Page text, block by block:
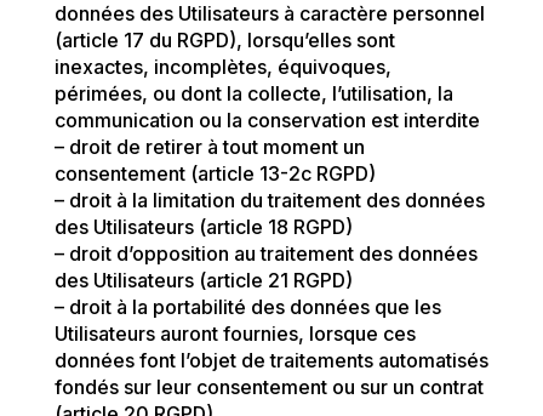
données des Utilisateurs à caractère personnel
(article 17 du RGPD), lorsqu’elles sont
inexactes, incomplètes, équivoques,
périmées, ou dont la collecte, l’utilisation, la
communication ou la conservation est interdite
– droit de retirer à tout moment un
consentement (article 13-2c RGPD)
– droit à la limitation du traitement des données
des Utilisateurs (article 18 RGPD)
– droit d’opposition au traitement des données
des Utilisateurs (article 21 RGPD)
– droit à la portabilité des données que les
Utilisateurs auront fournies, lorsque ces
données font l’objet de traitements automatisés
fondés sur leur consentement ou sur un contrat